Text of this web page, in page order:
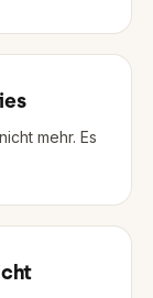
mehr. Es